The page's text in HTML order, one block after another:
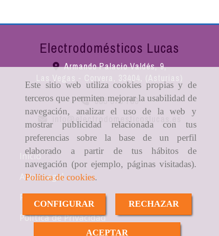
Este sitio web utiliza cookies propias y de
terceros que permiten mejorar la usabilidad de
navegación, analizar el uso de la web y
mostrar publicidad relacionada con tus
preferencias sobre la base de un perfil
elaborado a partir de tus hábitos de
navegación (por ejemplo, páginas visitadas).
Política de cookies.
CONFIGURAR RECHAZAR
ACEPTAR
Electrodomésticos Lucas
Armando Palacio Valdés, 9,
Las Vegas - Corvera, 33404, (Asturias)
985 570 709
electrodomesticoslucas.es
Inicio
Aviso Legal
Política de cookies
Política de Privacidad